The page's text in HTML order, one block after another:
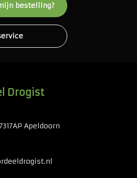
bestelling?
Drogist
Apeldoorn